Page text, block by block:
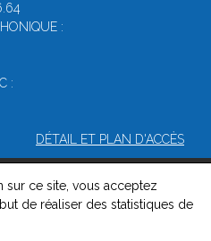
:
:
DÉTAIL ET PLAN D'ACCÈS
Commerce d' Amiens -Mentions
des cookies -Politique de
et de cookies
sur ce site, vous acceptez
de réaliser des statistiques de